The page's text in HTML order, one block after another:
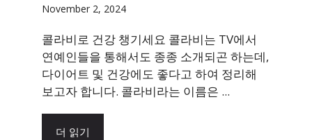
November 2, 2024
콜라비로 건강 챙기세요 콜라비는 TV에서
연예인들을 통해서도 종종 소개되곤 하는데,
다이어트 및 건강에도 좋다고 하여 정리해
보고자 합니다. 콜라비라는 이름은 ...
더 읽기